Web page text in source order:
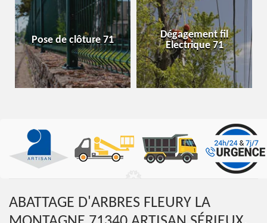
Pose de clôture 71
Dégagement fil
Electrique 71
ABATTAGE D'ARBRES FLEURY LA